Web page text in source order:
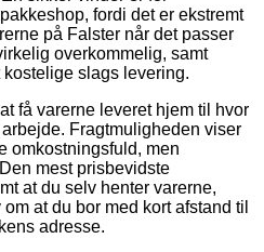
fordi det er ekstremt
på Falster når det passer
overkommelig, samt
slags levering.
få varerne leveret hjem til hvor
Fragtmuligheden viser
omkostningsfuld, men
mest prisbevidste
at du selv henter varerne,
at du bor med kort afstand til
adresse.